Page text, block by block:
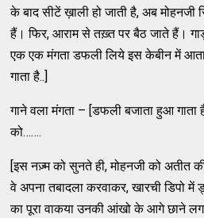
के बाद सीटें ख़ाली हो जाती है, अब मोहनजी
हैं। फिर, आराम से तख़्त पर बैठ जाते हैं।
एक एक मंगता डफली लिये इस केबीन में
गाता है..]
गाने वला मंगता – [डफली बजाता हुआ
को…….
[इस नज़्म को सुनते ही, मोहनजी को अतीत
वे अपना तबादला करवाकर, खारची डिपो
का पूरा वाकया उनकी आंखो के आगे छाने